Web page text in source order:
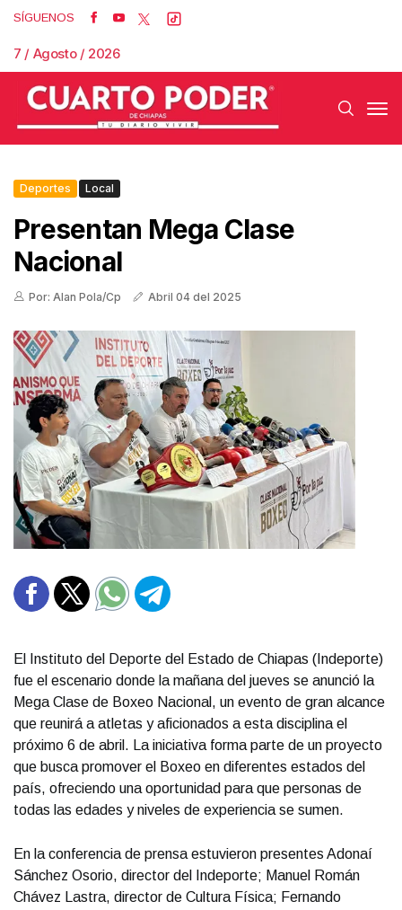
SÍGUENOS
7 / Agosto / 2026
Deportes Local
Presentan Mega Clase
Nacional
Por: Alan Pola/Cp Abril 04 del 2025
El Instituto del Deporte del Estado de Chiapas (Indeporte)
fue el escenario donde la mañana del jueves se anunció la
Mega Clase de Boxeo Nacional, un evento de gran alcance
que reunirá a atletas y aficionados a esta disciplina el
próximo 6 de abril. La iniciativa forma parte de un proyecto
que busca promover el Boxeo en diferentes estados del
país, ofreciendo una oportunidad para que personas de
todas las edades y niveles de experiencia se sumen.
En la conferencia de prensa estuvieron presentes Adonaí
Sánchez Osorio, director del Indeporte; Manuel Román
Chávez Lastra, director de Cultura Física; Fernando